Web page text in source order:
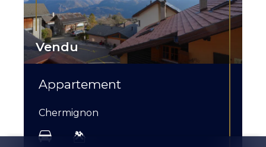
Vendu
Appartement
Chermignon